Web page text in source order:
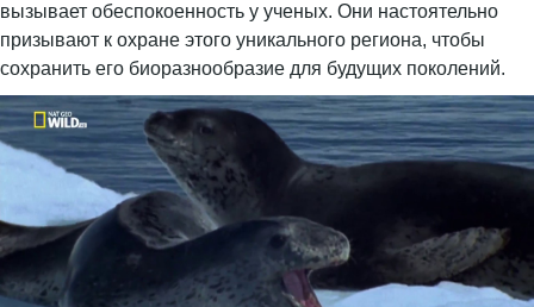
вызывает обеспокоенность у ученых. Они настоятельно
призывают к охране этого уникального региона, чтобы
сохранить его биоразнообразие для будущих поколений.